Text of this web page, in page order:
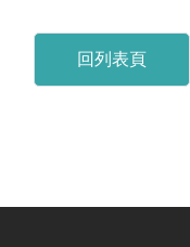
回列表頁